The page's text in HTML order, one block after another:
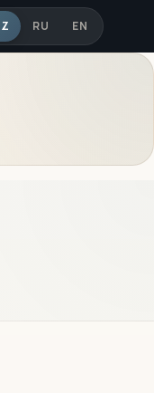
RU EN